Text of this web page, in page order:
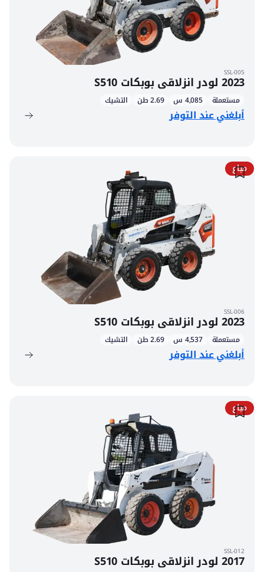
SSL-005
2023 لودر انزلاقي بوبكات S510
مستعملة 4,085 س 2.69 طن التشيك
أبلغني عند التوفر
مباع
SSL-006
2023 لودر انزلاقي بوبكات S510
مستعملة 4,537 س 2.69 طن التشيك
أبلغني عند التوفر
مباع
SSL-012
2017 لودر انزلاقي بوبكات S510